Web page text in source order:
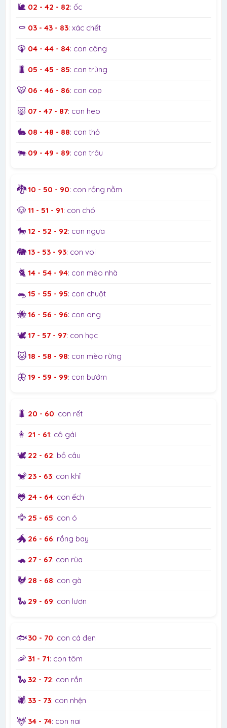
🐌 02 - 42 - 82: ốc
⚰️ 03 - 43 - 83: xác chết
🦚 04 - 44 - 84: con công
🐛 05 - 45 - 85: con trùng
🐯 06 - 46 - 86: con cọp
🐷 07 - 47 - 87: con heo
🐇 08 - 48 - 88: con thỏ
🐃 09 - 49 - 89: con trâu
🐉10 - 50 - 90: con rồng nằm
🐶 11 - 51 - 91: con chó
🐎 12 - 52 - 92: con ngựa
🐘13 - 53 - 93: con voi
🐈 14 - 54 - 94: con mèo nhà
🐀 15 - 55 - 95: con chuột
🐝16 - 56 - 96: con ong
🕊️17 - 57 - 97: con hạc
🐱18 - 58 - 98: con mèo rừng
🦋 19 - 59 - 99: con bướm
🐛 20 - 60: con rết
👩 21 - 61: cô gái
🕊️ 22 - 62: bồ câu
🐒 23 - 63: con khỉ
🐸 24 - 64: con ếch
🦅 25 - 65: con ó
🐲 26 - 66: rồng bay
🐢 27 - 67: con rùa
🐓 28 - 68: con gà
🐍 29 - 69: con lươn
🐟30 - 70: con cá đen
🦐 31 - 71: con tôm
🐍 32 - 72: con rắn
🕷️ 33 - 73: con nhện
🦌 34 - 74: con nai